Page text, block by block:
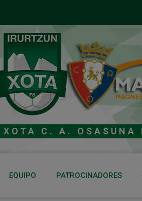
XOTA C. A. OSASUNA
EQUIPO PATROCINADORES